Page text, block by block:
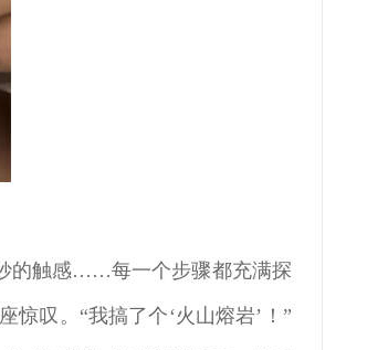
的触感……每一个步骤都充满探
叹。“我搞了个‘火山熔岩’！”